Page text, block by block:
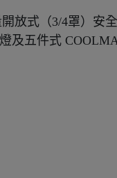
開放式（3/4罩）
及五件式